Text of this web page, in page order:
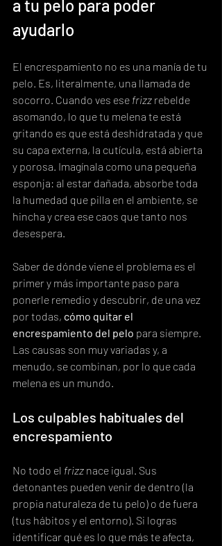
a tu pelo para poder
ayudarlo
El encrespamiento no es una manía de tu
pelo. Es, literalmente, una llamada de
socorro. Cuando ves ese frizz rebelde
asomando, lo que tu melena te está
gritando es que está deshidratada y que
su capa externa, la cutícula, está abierta
y porosa. Imagínala como una pequeña
esponja: al estar dañada, absorbe toda
la humedad que pilla en el ambiente, se
hincha y crea ese caos que tanto nos
desespera.
Saber de dónde viene el problema es el
primer y más importante paso para
ponerle remedio y descubrir, de una vez
por todas, cómo quitar el
encrespamiento del pelo para siempre.
Las causas son muy variadas y, a
menudo, se combinan, por lo que cada
melena es un mundo.
Los culpables habituales del
encrespamiento
No todo el frizz nace igual. Sus
detonantes pueden venir de dentro (la
propia naturaleza de tu pelo) o de fuera
(tus hábitos y el entorno). Si logras
identificar qué es lo que más te afecta,